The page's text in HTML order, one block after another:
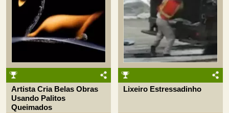
Artista Cria Belas Obras
Usando Palitos
Queimados
Lixeiro Estressadinho